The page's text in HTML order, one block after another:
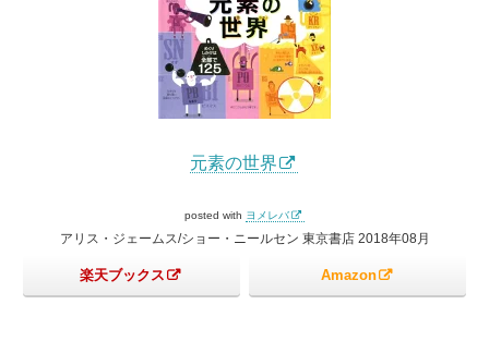
元素の世界
posted with ヨメレバ
アリス・ジェームス/ショー・ニールセン 東京書店 2018年08月
楽天ブックス Amazon